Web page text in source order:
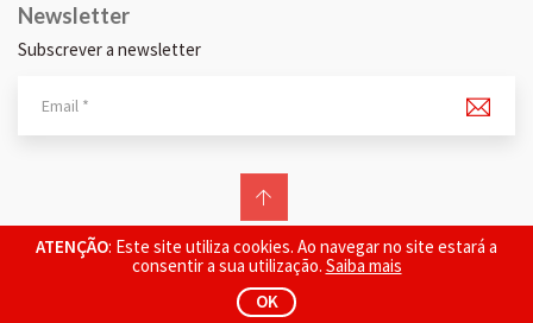
ATENÇÃO: Este site utiliza cookies. Ao navegar no site estará a
consentir a sua utilização. Saiba mais
OK
Newsletter
Subscrever a newsletter
© 2026 FPAS. Todos os direitos reservados.